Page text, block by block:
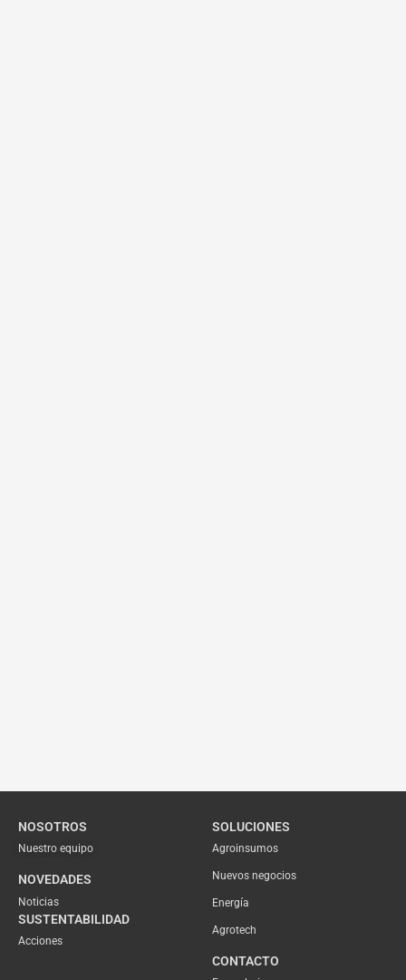
NOSOTROS
Nuestro equipo
NOVEDADES
Noticias
SUSTENTABILIDAD
Acciones
SOLUCIONES
Agroinsumos
Nuevos negocios
Energía
Agrotech
CONTACTO